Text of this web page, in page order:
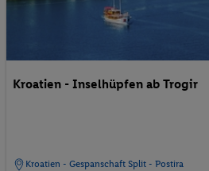
Kroatien - Inselhüpfen ab Trogir
Kroatien - Gespanschaft Split - Postira